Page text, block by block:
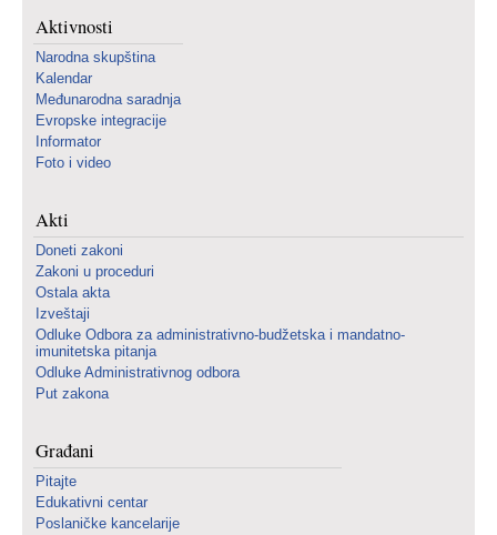
Aktivnosti
Narodna skupština
Kalendar
Međunarodna saradnja
Evropske integracije
Informator
Foto i video
Akti
Doneti zakoni
Zakoni u proceduri
Ostala akta
Izveštaji
Odluke Odbora za administrativno-budžetska i mandatno-
imunitetska pitanja
Odluke Administrativnog odbora
Put zakona
Građani
Pitajte
Edukativni centar
Poslaničke kancelarije